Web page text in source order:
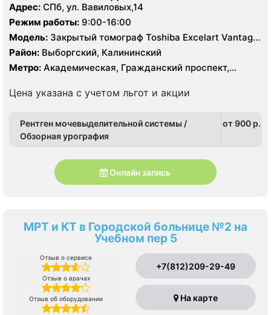
Адрес: СПб, ул. Вавиловых,14
Режим работы: 9:00-16:00
Модель: Закрытый томограф Toshiba Excelart Vantage
Atlas X 1.5 Тесла, КТ Toshiba Aquillion 64 среза, КТ
Toshiba Aquillion 16 срезов
Район: Выборгский, Калининский
Метро: Академическая, Гражданский проспект,
Цена указана с учетом льгот и акции
Рентген мочевыделительной системы /
Обзорная урография
от 900 p.
Онлайн запись
МРТ и КТ в Городской больнице №2 на
Учебном пер 5
Отзыв о сервисе
Отзыв о врачах
Отзыв об оборудовании
+7(812)209-29-49
На карте